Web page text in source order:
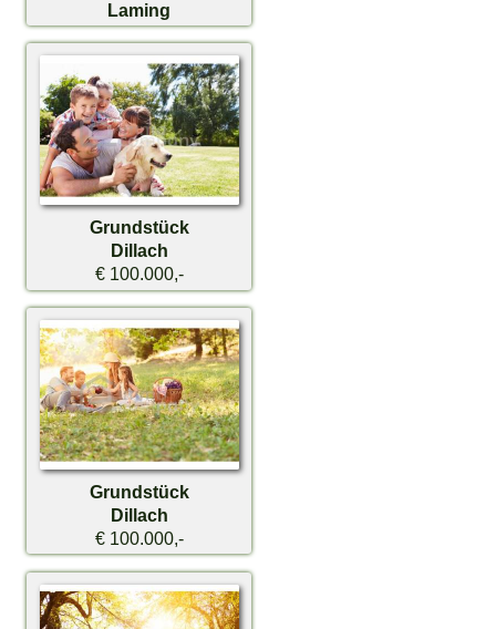
Laming
€ 107.000,-
Grundstück
Dillach
€ 100.000,-
Grundstück
Dillach
€ 100.000,-